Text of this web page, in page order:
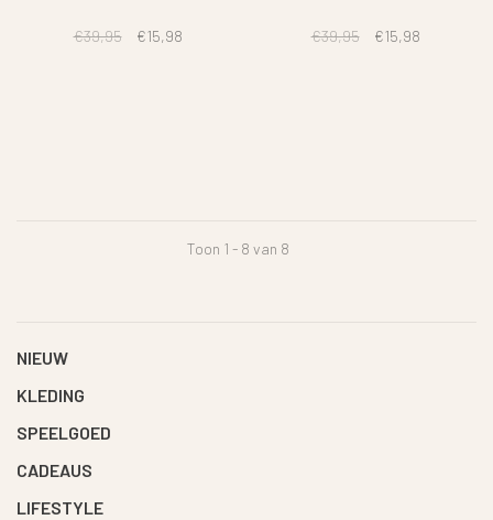
€39,95 €15,98 €39,95 €15,98
Toon 1 - 8 van 8
NIEUW
KLEDING
SPEELGOED
CADEAUS
LIFESTYLE